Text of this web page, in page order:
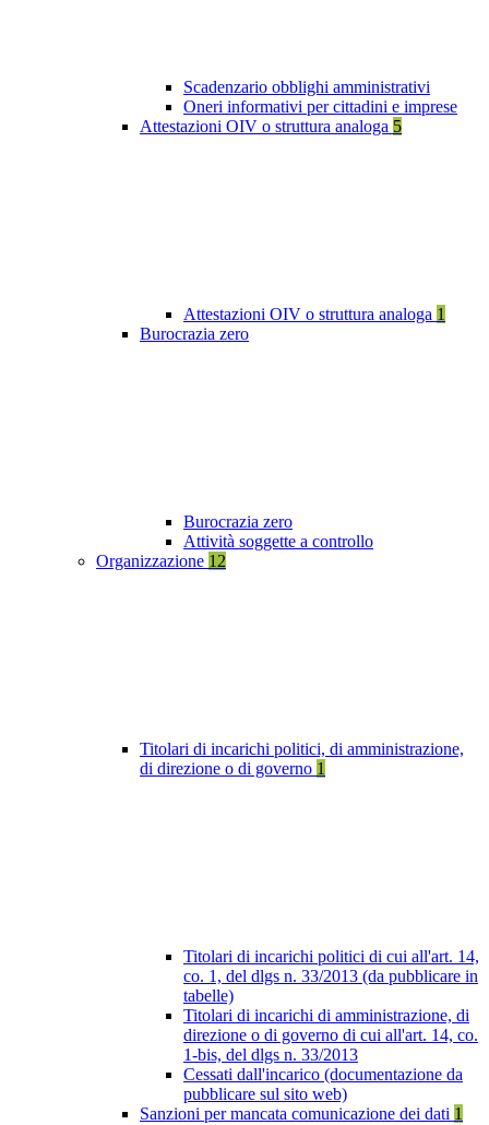
Scadenzario obblighi amministrativi
Oneri informativi per cittadini e imprese
Attestazioni OIV o struttura analoga 5
Attestazioni OIV o struttura analoga 1
Burocrazia zero
Burocrazia zero
Attività soggette a controllo
Organizzazione 12
Titolari di incarichi politici, di amministrazione,
di direzione o di governo 1
Titolari di incarichi politici di cui all'art. 14,
co. 1, del dlgs n. 33/2013 (da pubblicare in
tabelle)
Titolari di incarichi di amministrazione, di
direzione o di governo di cui all'art. 14, co.
1-bis, del dlgs n. 33/2013
Cessati dall'incarico (documentazione da
pubblicare sul sito web)
Sanzioni per mancata comunicazione dei dati 1